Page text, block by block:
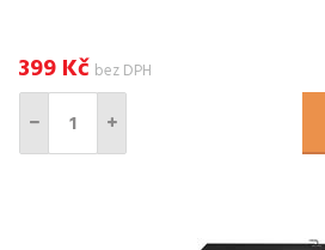
399Kč bez DPH